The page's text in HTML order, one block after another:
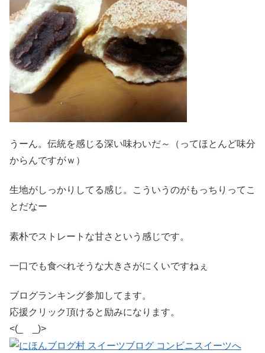
うーん。伝統を感じる深い味わいだ～（ってほとんど味分
からんですがｗ）
生地がしっかりしてる感じ。こういうのがもっちりってこ
とだなー
素朴でストレートな甘さという感じです。
一口でも食べれそうな大きさがにくいですねぇ
ブログランキング参加してます。
応援クリック頂けると励みになります。
<(_ _)>